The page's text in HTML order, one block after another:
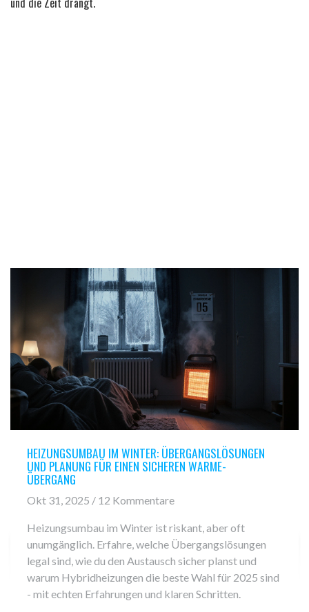
HEIZUNGSUMBAU IM WINTER: ÜBERGANGSLÖSUNGEN
UND PLANUNG FÜR EINEN SICHEREN WARME-
ÜBERGANG
Okt 31, 2025 / 12 Kommentare
Heizungsumbau im Winter ist riskant, aber oft
unumgänglich. Erfahre, welche Übergangslösungen
legal sind, wie du den Austausch sicher planst und
warum Hybridheizungen die beste Wahl für 2025 sind
- mit echten Erfahrungen und klaren Schritten.